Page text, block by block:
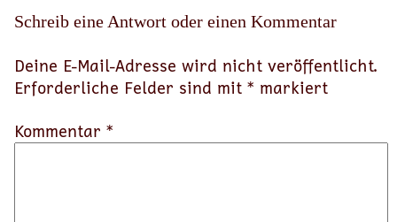
Schreib eine Antwort oder einen Kommentar
Deine E-Mail-Adresse wird nicht veröffentlicht.
Erforderliche Felder sind mit * markiert
Kommentar *